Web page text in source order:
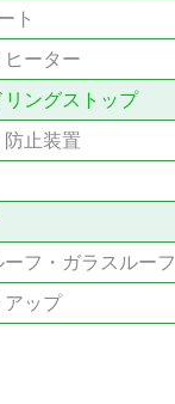
ト
ヒーター
リングストップ
止装置
フ・ガラスルーフ
アップ